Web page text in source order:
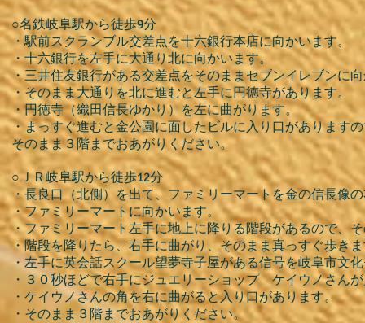
○名鉄岐阜駅から徒歩9分
・駅前スクランブル交差点を十六銀行本店に向かいます。
・十六銀行を左手に大通り北に向かいます。
・三井住友銀行がある交差点をそのままセブンイレブンに
・そのまま大通りを北に進むと左手に円徳寺があります。
・円徳寺（織田信長ゆかり）を左に曲がります。
・まっすぐ進むと金公園に面したビルに入り口があります
そのまま３階までおあがりください。
○ＪＲ岐阜駅から徒歩12分
・長良口（北側）を出て、ファミリーマートを金の信長像
・ファミリーマートに向かいます。
・ファミリーマート左手に地上に降りる階段があるので、
・階段を降りたら、右手に曲がり、そのまま真っすぐ歩き
・左手に英会話スクール望夢寺子屋がある信号を岐阜市文
・３０秒ほどで右手にジュエリーショップ ケイウノさん
・ケイウノさんの角を右に曲がると入り口があります。
・そのまま３階までおあがりください。